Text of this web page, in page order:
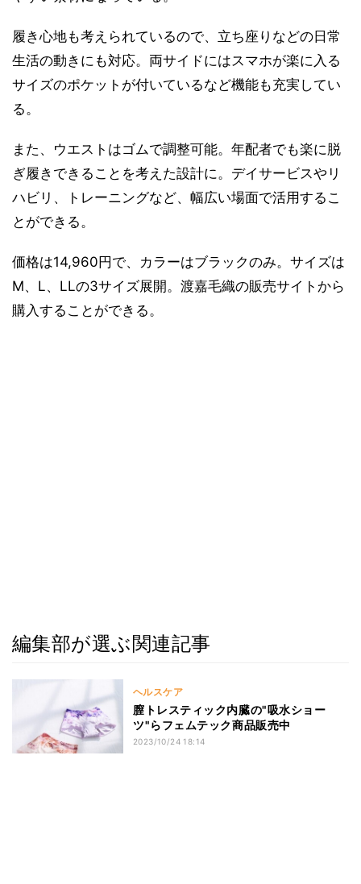
履き心地も考えられているので、立ち座りなどの日常
生活の動きにも対応。両サイドにはスマホが楽に入る
サイズのポケットが付いているなど機能も充実してい
る。
また、ウエストはゴムで調整可能。年配者でも楽に脱
ぎ履きできることを考えた設計に。デイサービスやリ
ハビリ、トレーニングなど、幅広い場面で活用するこ
とができる。
価格は14,960円で、カラーはブラックのみ。サイズは
M、L、LLの3サイズ展開。渡嘉毛織の販売サイトから
購入することができる。
編集部が選ぶ関連記事
ヘルスケア
膣トレスティック内臓の"吸水ショー
ツ"らフェムテック商品販売中
2023/10/24 18:14